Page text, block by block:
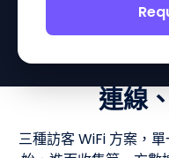
連線
三種訪客 WiFi 方案，